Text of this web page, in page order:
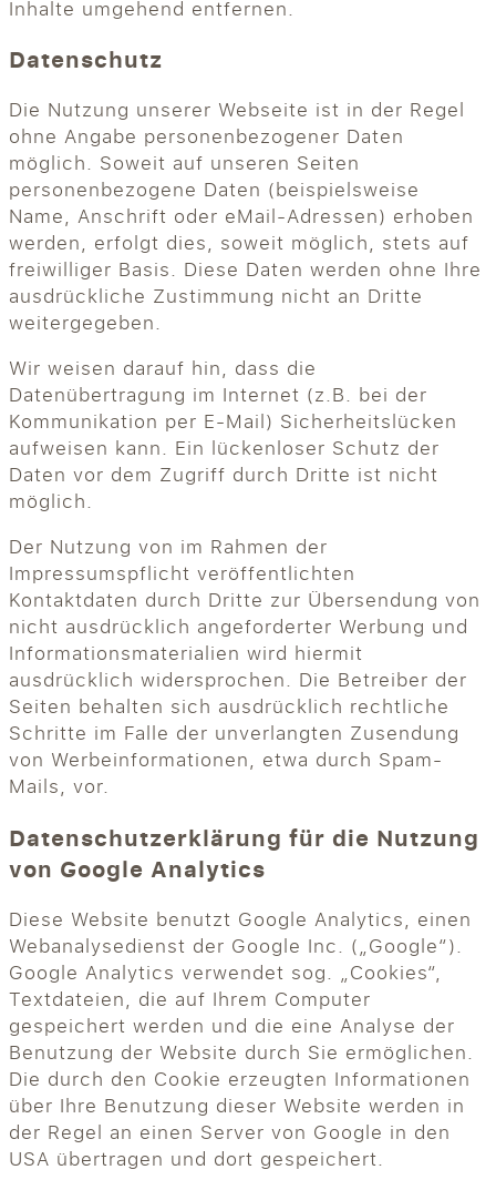
Inhalte umgehend entfernen.
Datenschutz
Die Nutzung unserer Webseite ist in der Regel
ohne Angabe personenbezogener Daten
möglich. Soweit auf unseren Seiten
personenbezogene Daten (beispielsweise
Name, Anschrift oder eMail-Adressen) erhoben
werden, erfolgt dies, soweit möglich, stets auf
freiwilliger Basis. Diese Daten werden ohne Ihre
ausdrückliche Zustimmung nicht an Dritte
weitergegeben.
Wir weisen darauf hin, dass die
Datenübertragung im Internet (z.B. bei der
Kommunikation per E-Mail) Sicherheitslücken
aufweisen kann. Ein lückenloser Schutz der
Daten vor dem Zugriff durch Dritte ist nicht
möglich.
Der Nutzung von im Rahmen der
Impressumspflicht veröffentlichten
Kontaktdaten durch Dritte zur Übersendung von
nicht ausdrücklich angeforderter Werbung und
Informationsmaterialien wird hiermit
ausdrücklich widersprochen. Die Betreiber der
Seiten behalten sich ausdrücklich rechtliche
Schritte im Falle der unverlangten Zusendung
von Werbeinformationen, etwa durch Spam-
Mails, vor.
Datenschutzerklärung für die Nutzung
von Google Analytics
Diese Website benutzt Google Analytics, einen
Webanalysedienst der Google Inc. („Google“).
Google Analytics verwendet sog. „Cookies“,
Textdateien, die auf Ihrem Computer
gespeichert werden und die eine Analyse der
Benutzung der Website durch Sie ermöglichen.
Die durch den Cookie erzeugten Informationen
über Ihre Benutzung dieser Website werden in
der Regel an einen Server von Google in den
USA übertragen und dort gespeichert.